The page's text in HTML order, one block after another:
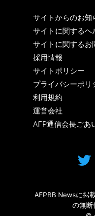
サイトからのお知
サイトに関するヘ
サイトに関するお
採用情報
サイトポリシー
プライバシーポリ
利用規約
運営会社
AFP通信会長ごあ
AFPBB Newsに掲
の無断